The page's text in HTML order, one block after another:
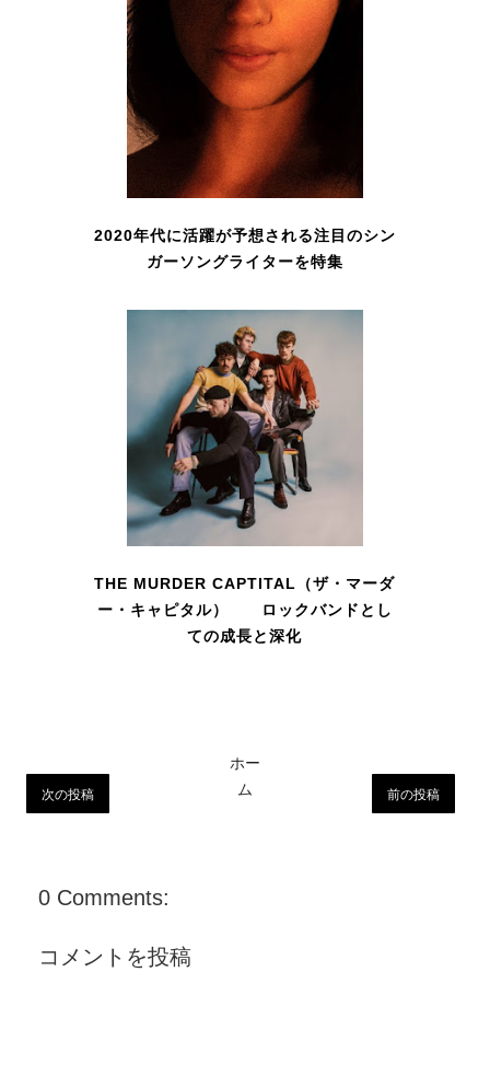
2020年代に活躍が予想される注目のシン
ガーソングライターを特集
THE MURDER CAPTITAL（ザ・マーダ
ー・キャピタル） ロックバンドとし
ての成長と深化
次の投稿 前の投稿
ホー
ム
0 Comments:
コメントを投稿